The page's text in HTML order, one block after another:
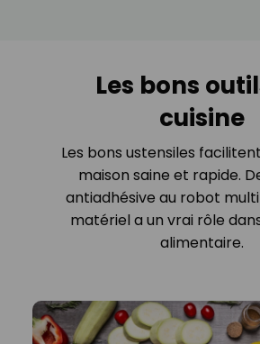
Les bons
cuisine
Les bons ustensiles
maison saine et rapide.
antiadhésive au robot
matériel a un vrai rôle
alimentaire.